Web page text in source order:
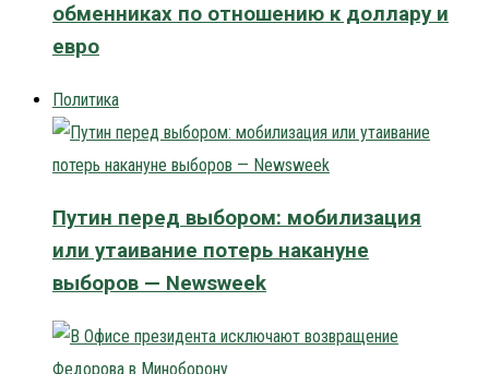
обменниках по отношению к доллару и
евро
Политика
Путин перед выбором: мобилизация
или утаивание потерь накануне
выборов — Newsweek